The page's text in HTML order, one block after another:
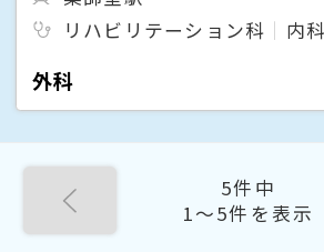
リハビリテーション科
内科
外科
5件中
1〜5件を表示